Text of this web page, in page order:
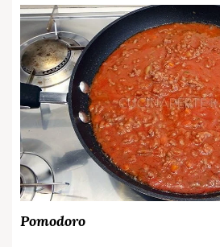
Pomodoro